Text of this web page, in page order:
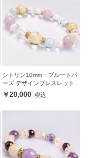
シトリン10mm・ブルートパ
ーズ デザインブレスレット
20,000